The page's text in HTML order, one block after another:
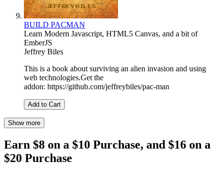
BUILD PACMAN
Learn Modern Javascript, HTML5 Canvas, and a bit of
EmberJS
Jeffrey Biles
This is a book about surviving an alien invasion and using
web technologies.Get the
addon: https://github.com/jeffreybiles/pac-man
Add to Cart
Show more
Earn $8 on a $10 Purchase, and $16 on a
$20 Purchase